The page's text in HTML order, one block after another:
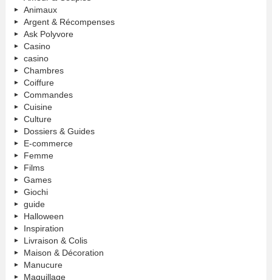
Animaux
Argent & Récompenses
Ask Polyvore
Casino
casino
Chambres
Coiffure
Commandes
Cuisine
Culture
Dossiers & Guides
E-commerce
Femme
Films
Games
Giochi
guide
Halloween
Inspiration
Livraison & Colis
Maison & Décoration
Manucure
Maquillage